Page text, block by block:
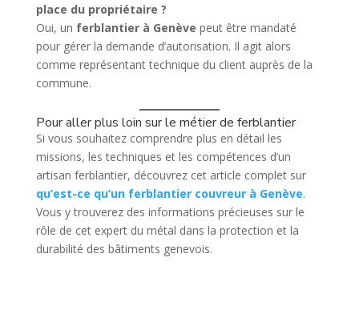
place du propriétaire ?
Oui, un ferblantier à Genève peut être mandaté
pour gérer la demande d’autorisation. Il agit alors
comme représentant technique du client auprès de la
commune.
Pour aller plus loin sur le métier de ferblantier
Si vous souhaitez comprendre plus en détail les
missions, les techniques et les compétences d’un
artisan ferblantier, découvrez cet article complet sur
qu’est-ce qu’un ferblantier couvreur à Genève.
Vous y trouverez des informations précieuses sur le
rôle de cet expert du métal dans la protection et la
durabilité des bâtiments genevois.